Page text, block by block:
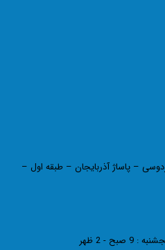
– پاساژ آذربایجان – طبقه اول –